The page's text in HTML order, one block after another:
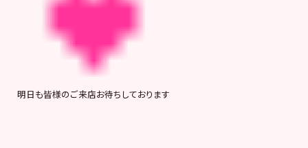
明日も皆様のご来店お待ちしております